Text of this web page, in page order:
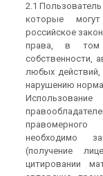
2.1
которые
российское
права, в том
собственности,
любых действий,
нарушению
необходимо
(получение
цитировании